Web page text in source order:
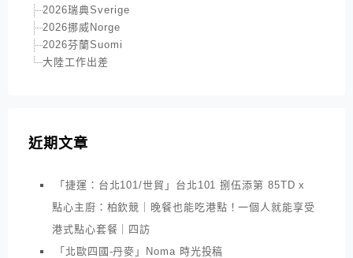
2026瑞典Sverige
2026挪威Norge
2026芬蘭Suomi
大陸工作出差
近期文章
「捷運：台北101/世貿」台北101 捌伍添第 85TD x
點心主廚：柏欽競｜晚餐也能吃港點！一個人就能享受
港式點心套餐｜四訪
「北歐四國-丹麥」Noma 時光投稿